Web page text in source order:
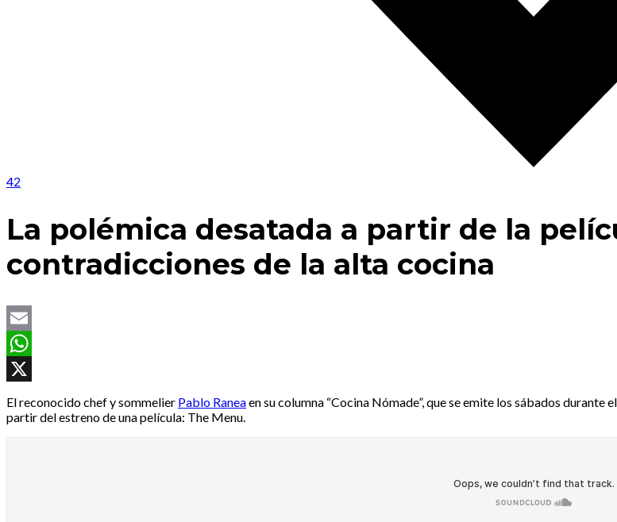
42
La polémica desatada a partir de la
contradicciones de la alta cocina
Email
WhatsApp
El reconocido chef y sommelier Pablo Raneaen su columna “Cocina Nómade”, que se emite los sábados
partir del estreno de una película: The Menu.